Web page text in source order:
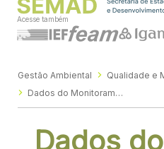
Acesse também
Gestão Ambiental
Dados do Monitoramento Contínuo da Qualidade do ar
Dados do